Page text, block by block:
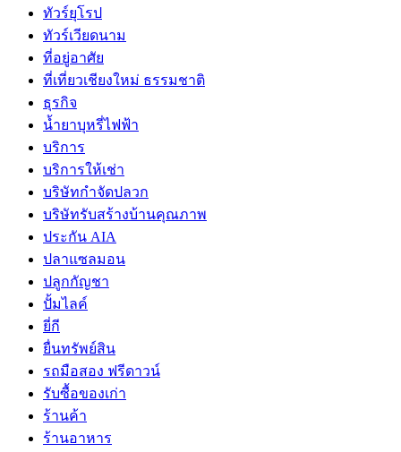
ทัวร์ยุโรป
ทัวร์เวียดนาม
ที่อยู่อาศัย
ที่เที่ยวเชียงใหม่ ธรรมชาติ
ธุรกิจ
น้ำยาบุหรี่ไฟฟ้า
บริการ
บริการให้เช่า
บริษัทกำจัดปลวก
บริษัทรับสร้างบ้านคุณภาพ
ประกัน AIA
ปลาแซลมอน
ปลูกกัญชา
ปั้มไลค์
ยี่กี
ยื่นทรัพย์สิน
รถมือสอง ฟรีดาวน์
รับซื้อของเก่า
ร้านค้า
ร้านอาหาร